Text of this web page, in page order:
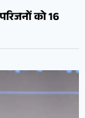
को 16